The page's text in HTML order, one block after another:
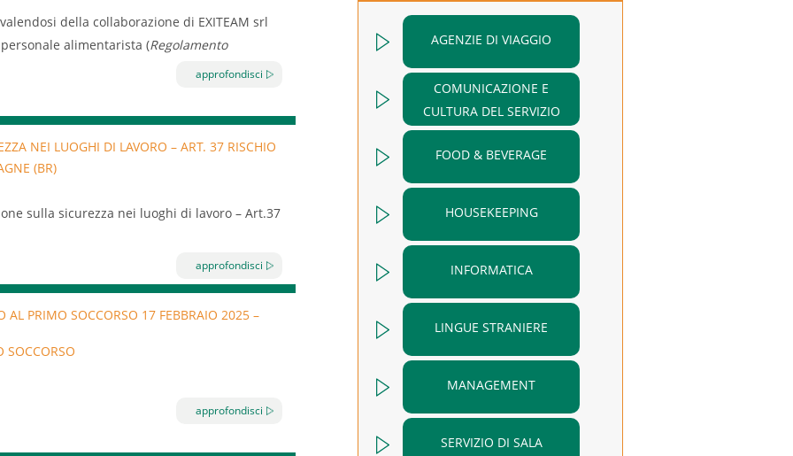
della collaborazione di EXITEAM srl
alimentarista (Regolamento
sostituzione del libretto di idoneità sanitaria.
trasporto,
alimentari
a venire in contatto diretto
approfondisci
NEI LUOGHI DI LAVORO – ART. 37 RISCHIO
(BR)
sulla sicurezza nei luoghi di lavoro – Art.37
protezione
aziendali
approfondisci
AL PRIMO SOCCORSO 17 FEBBRAIO 2025 –
SOCCORSO
decretoapprofondisci
AGENZIE DI VIAGGIO
COMUNICAZIONE E
CULTURA DEL SERVIZIO
FOOD & BEVERAGE
HOUSEKEEPING
INFORMATICA
LINGUE STRANIERE
MANAGEMENT
SERVIZIO DI SALA